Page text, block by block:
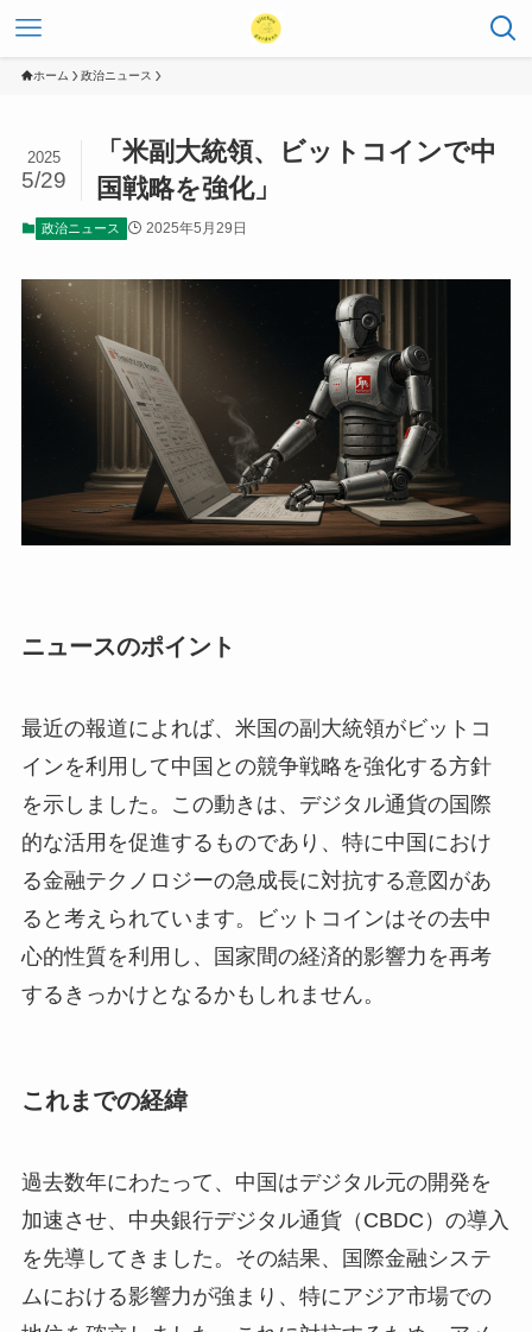
ホーム 政治ニュース
「米副大統領、ビットコインで中
国戦略を強化」
2025
5/29
政治ニュース 2025年5月29日
ニュースのポイント
最近の報道によれば、米国の副大統領がビットコ
インを利用して中国との競争戦略を強化する方針
を示しました。この動きは、デジタル通貨の国際
的な活用を促進するものであり、特に中国におけ
る金融テクノロジーの急成長に対抗する意図があ
ると考えられています。ビットコインはその去中
心的性質を利用し、国家間の経済的影響力を再考
するきっかけとなるかもしれません。
これまでの経緯
過去数年にわたって、中国はデジタル元の開発を
加速させ、中央銀行デジタル通貨（CBDC）の導入
を先導してきました。その結果、国際金融システ
ムにおける影響力が強まり、特にアジア市場での